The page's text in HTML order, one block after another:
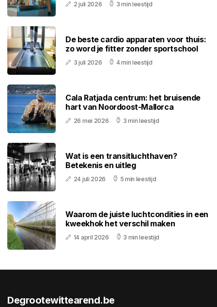
2 juli 2026 3 min leestijd
De beste cardio apparaten voor thuis:
zo word je fitter zonder sportschool
3 juli 2026 4 min leestijd
Cala Ratjada centrum: het bruisende
hart van Noordoost-Mallorca
26 mei 2026 3 min leestijd
Wat is een transitluchthaven?
Betekenis en uitleg
24 juli 2026 5 min leestijd
Waarom de juiste luchtcondities in een
kweekhok het verschil maken
14 april 2026 3 min leestijd
Degrootewittearend.be